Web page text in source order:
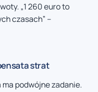
„1 260 euro to
czasach” –
strat
podwójne zadanie.